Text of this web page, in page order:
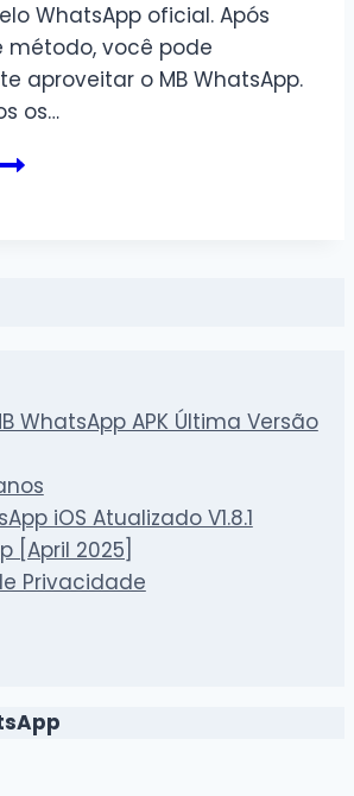
WhatsApp oficial. Após
método, você pode
aproveitar o MB WhatsApp.
os…
WhatsApp APK Última Versão
iOS Atualizado V1.8.1
[April 2025]
Privacidade